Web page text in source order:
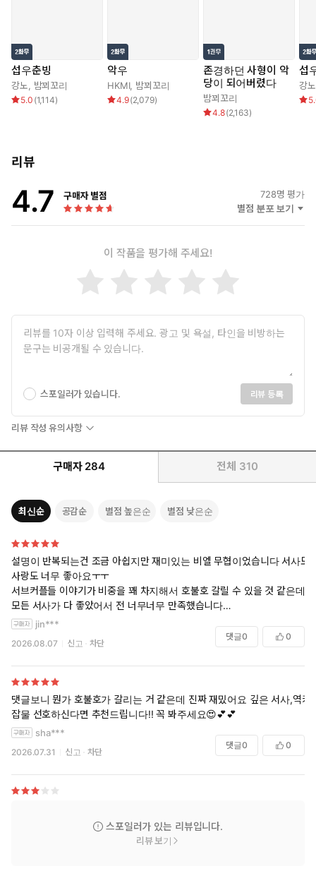
“이때가 되도록 내내, 당신이었습니까?”
섭우춘빙
강노, 밤꾀꼬리
5.0 (1,114)
악우
HKMI, 밤꾀꼬리
4.9(2,079)
존경하던 사형이 악
당이 되어버렸다
밤꾀꼬리
4.8(2,163)
섭
강노
리뷰
4.7 구매자 별점 728명 평가
별점 분포 보기
이 작품을 평가해 주세요!
스포일러가 있습니다. 리뷰 등록
리뷰 작성 유의사항
구매자 284 전체 310
최신순 공감순 별점 높은순 별점 낮은순
설명이 반복되는건 조금 아쉽지만 재미있는 비엘 무협이었습니다 서사도
사랑도 너무 좋아요ㅜㅜ
서브커플들 이야기가 비중을 꽤 차지해서 호불호 갈릴 수 있을 것 같은데
모든 서사가 다 좋았어서 전 너무너무 만족했습니다
장편이지만 지루한 부분 없이 쭉 끌고가시는게 정말 천재신 것 같아요
jin***
2026.08.07 신고 차단
댓글0 0
댓글보니 뭔가 호불호가 갈리는 거 같은데 진짜 재밌어요 깊은 서사,역키
잡물 선호하신다면 추천드립니다!! 꼭 봐주세요😍💕💕
sha***
2026.07.31 신고 차단
댓글0 0
스포일러가 있는 리뷰입니다.
리뷰 보기